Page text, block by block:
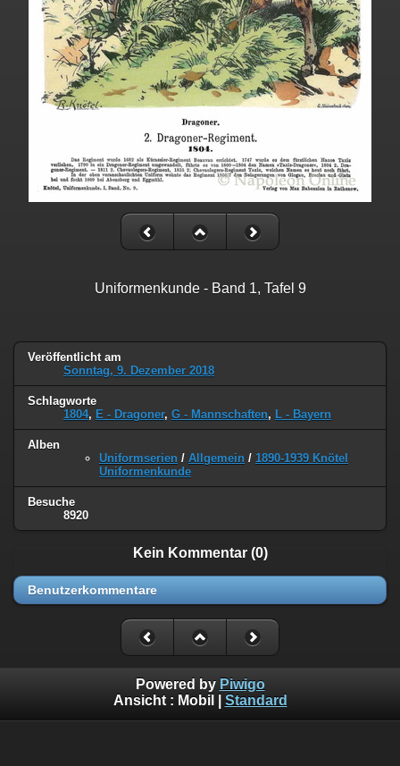
Uniformenkunde - Band 1, Tafel 9
Veröffentlicht am
Sonntag, 9. Dezember 2018
Schlagworte
1804, E - Dragoner, G - Mannschaften, L - Bayern
Alben
Uniformserien / Allgemein / 1890-1939 Knötel
Uniformenkunde
Besuche
8920
Kein Kommentar (0)
Benutzerkommentare
Powered by Piwigo
Ansicht : Mobil Standard